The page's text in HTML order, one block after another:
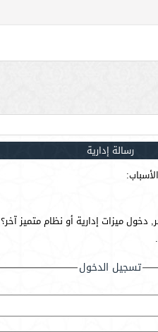
رسالة إدارية
ميزات إدارية أو نظام متميز آخر؟
تسجيل الدخول